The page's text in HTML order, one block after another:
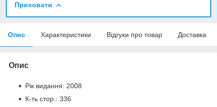
Приховати
Опис Характеристики Відгуки про товар Доставка
Опис
Рік видання: 2008
К-ть стор.: 336